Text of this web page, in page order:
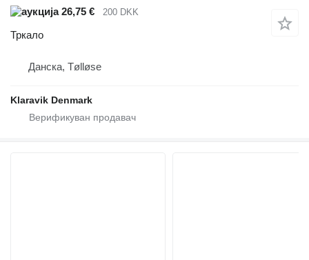
26,75 €
200 DKK
Тркало
Данска, Tølløse
Klaravik Denmark